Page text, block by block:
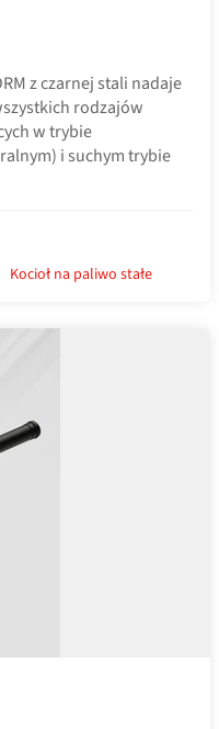
z czarnej stali nadaje
rodzajów
w trybie
i suchym trybie
Kocioł na paliwo stałe